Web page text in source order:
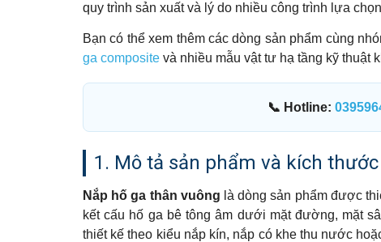
quy trình sản xuất và lý do nhiều công trình lựa
Bạn có thể xem thêm các dòng sản phẩm cùng
ga composite và nhiều mẫu vật tư hạ tầng kỹ thuật
📞 Hotline:
1. Mô tả sản phẩm và kích
Nắp hố ga thân vuông là dòng sản phẩm được
kết cấu hố ga bê tông âm dưới mặt đường, mặt
thiết kế theo kiểu nắp kín, nắp có khe thu nước